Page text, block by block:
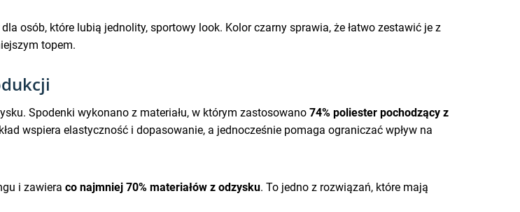
osób, które lubią jednolity, sportowy look. Kolor czarny sprawia, że łatwo zestawić je z
topem.
Spodenki wykonano z materiału, w którym zastosowano 74% poliester pochodzący z
wspiera elastyczność i dopasowanie, a jednocześnie pomaga ograniczać wpływ na
i zawiera co najmniej 70% materiałów z odzysku. To jedno z rozwiązań, które mają